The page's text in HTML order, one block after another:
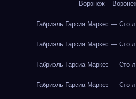
Воронеж
Габриэль Гарсиа Маркес — Сто
Габриэль Гарсиа Маркес — Сто
Габриэль Гарсиа Маркес — Сто
Габриэль Гарсиа Маркес — Сто